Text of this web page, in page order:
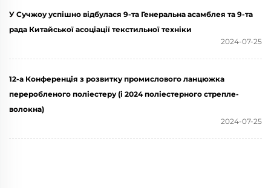
У Сучжоу успішно відбулася 9-та Генеральна асамблея та 9-та
рада Китайської асоціації текстильної техніки
2024-07-25
12-а Конференція з розвитку промислового ланцюжка
переробленого поліестеру (і 2024 поліестерного стрепле-
волокна)
2024-07-25